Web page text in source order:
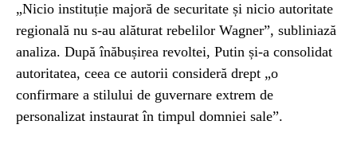
„Nicio instituție majoră de securitate și nicio autoritate
regională nu s-au alăturat rebelilor Wagner”, subliniază
analiza. După înăbușirea revoltei, Putin și-a consolidat
autoritatea, ceea ce autorii consideră drept „o
confirmare a stilului de guvernare extrem de
personalizat instaurat în timpul domniei sale”.